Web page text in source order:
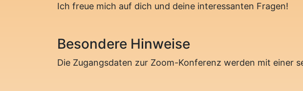
Ich freue mich auf dich und deine interessanten Fragen!
Besondere Hinweise
Die Zugangsdaten zur Zoom-Konferenz werden mit einer